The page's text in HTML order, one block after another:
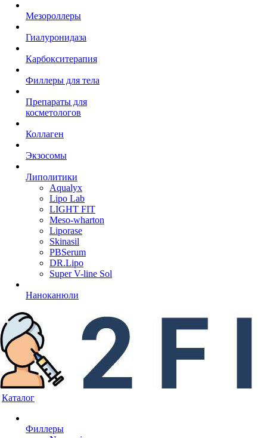
Мезороллеры
Гиалуронидаза
Карбокситерапия
Филлеры для тела
Препараты для
косметологов
Коллаген
Экзосомы
Липолитики
Aqualyx
Lipo Lab
LIGHT FIT
Meso-wharton
Liporase
Skinasil
PBSerum
DR.Lipo
Super V-line Sol
Наноканюли
Каталог
Филлеры